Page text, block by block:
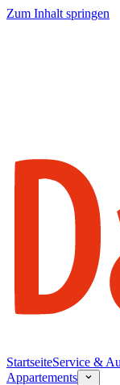
Zum Inhalt springen
StartseiteService &
Appartements